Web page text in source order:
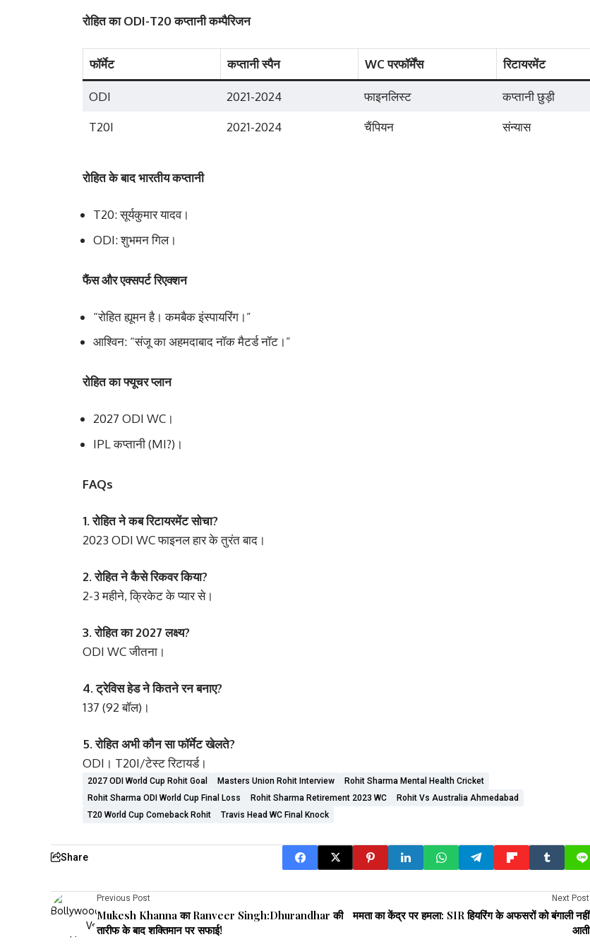
रोहित का ODI-T20 कप्तानी कम्पैरिजन
फॉर्मेट कप्तानी स्पैन WC परफॉर्मेंस रिटायरमेंट
ODI 2021-2024 फाइनलिस्ट कप्तानी छुड़ी
T20I 2021-2024 चैंपियन संन्यास
रोहित के बाद भारतीय कप्तानी
T20: सूर्यकुमार यादव।
ODI: शुभमन गिल।
फैंस और एक्सपर्ट रिएक्शन
“रोहित ह्यूमन है। कमबैक इंस्पायरिंग।”
आश्विन: “संजू का अहमदाबाद नॉक मैटर्ड नॉट।”
रोहित का फ्यूचर प्लान
2027 ODI WC।
IPL कप्तानी (MI?)।
FAQs
1. रोहित ने कब रिटायरमेंट सोचा?
2023 ODI WC फाइनल हार के तुरंत बाद।
2. रोहित ने कैसे रिकवर किया?
2-3 महीने, क्रिकेट के प्यार से।
3. रोहित का 2027 लक्ष्य?
ODI WC जीतना।
4. ट्रेविस हेड ने कितने रन बनाए?
137 (92 बॉल)।
5. रोहित अभी कौन सा फॉर्मेट खेलते?
ODI। T20I/टेस्ट रिटायर्ड।
2027 ODI World Cup Rohit Goal Masters Union Rohit Interview
Rohit Sharma Mental Health Cricket
Rohit Sharma ODI World Cup Final Loss
Rohit Sharma Retirement 2023 WC
Rohit Vs Australia Ahmedabad
T20 World Cup Comeback Rohit
Travis Head WC Final Knock
Share
Previous Post
Mukesh Khanna का Ranveer Singh:Dhurandhar की
तारीफ के बाद शक्तिमान पर सफाई!
Next Post
ममता का केंद्र पर हमला: SIR हियरिंग के अफसरों को बंगाली नहीं
आती